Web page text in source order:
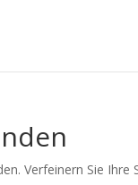
Verfeinern Sie